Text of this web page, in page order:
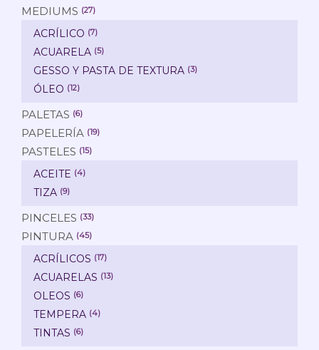
MEDIUMS (27)
ACRÍLICO (7)
ACUARELA (5)
GESSO Y PASTA DE TEXTURA (3)
ÓLEO (12)
PALETAS (6)
PAPELERÍA (19)
PASTELES (15)
ACEITE (4)
TIZA (9)
PINCELES (33)
PINTURA (45)
ACRÍLICOS (17)
ACUARELAS (13)
OLEOS (6)
TEMPERA (4)
TINTAS (6)